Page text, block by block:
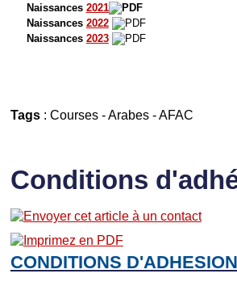
Naissances 2021
Naissances 2022
Naissances 2023
Tags: Courses-Arabes-AFAC
Conditions
CONDITIONS D'ADHESION